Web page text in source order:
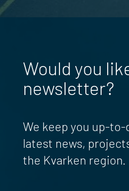
Would you
newsletter?
We keep you up-
latest news,
the Kvarken region.